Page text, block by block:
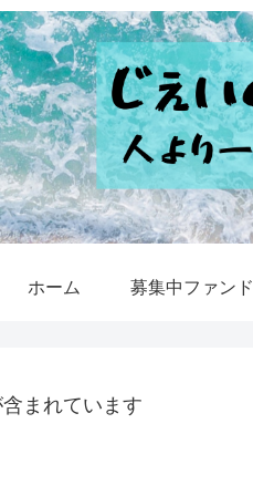
ホーム 募集中ファンド
まれています